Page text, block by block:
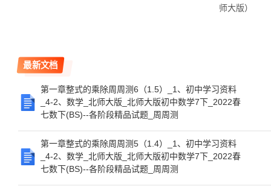
师大版）
最新文档
第一章整式的乘除周周测6（1.5）_1、初中学习资料
_4-2、数学_北师大版_北师大版初中数学7下_2022春
七数下(BS)--各阶段精品试题_周周测
第一章整式的乘除周周测5（1.4）_1、初中学习资料
_4-2、数学_北师大版_北师大版初中数学7下_2022春
七数下(BS)--各阶段精品试题_周周测